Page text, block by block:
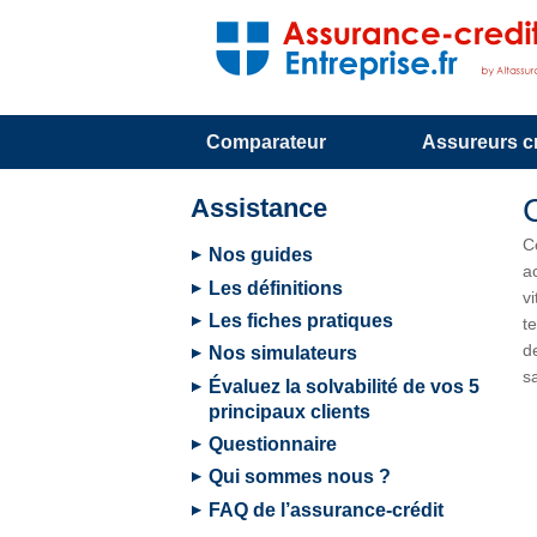
Comparateur Assureurs
Assistance
Nos guides
Les définitions
Les fiches pratiques
Nos simulateurs
Évaluez la solvabilité de vos 5
principaux clients
Questionnaire
Qui sommes nous ?
FAQ de l’assurance-crédit